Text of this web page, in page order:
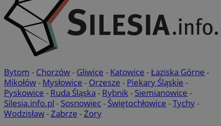
Bytom - Chorzów- Gliwice - Katowice -Łaziska Górne -
Mikołów- Mysłowice - Orzesze - Piekary Śląskie -
Pyskowice - Ruda Śląska - Rybnik- Siemianowice -
Silesia.info.pl - Sosnowiec- Świętochłowice -Tychy-
Wodzisław-Zabrze -Żory